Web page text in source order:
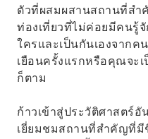
ตัวที่ผสมผสานสถานที่สำ
ท่องเที่ยวที่ไม่ค่อยมีคนรู้
ใครและเป็นกันเองจากค
เยือนครั้งแรกหรือคุณจะ
ก็ตาม
ก้าวเข้าสู่ประวัติศาสตร์
เยี่ยมชมสถานที่สำคัญที่มี